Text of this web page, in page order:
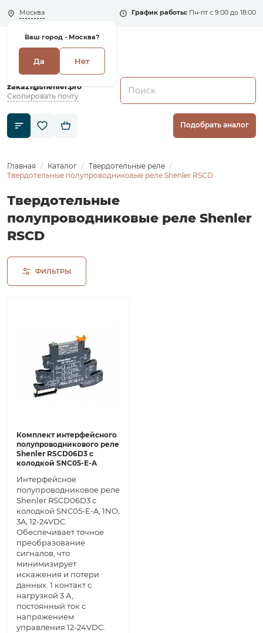
Москва
Ваш город - Москва?
Да Нет
График работы: Пн-пт с 9:00 до 18:00
+7 (495) 135-135-5
zakaz1@shenler.pro
Скопировать почту
Подобрать аналог
Главная Каталог
Твердотельные реле
Твердотельные полупроводниковые реле Shenler RSCD
Твердотельные
полупроводниковые реле Shenler
RSCD
ФИЛЬТРЫ
Комплект интерфейсного
полупроводникового реле
Shenler RSCD06D3 с
колодкой SNC05-E-A
Интерфейсное
полупроводниковое реле
Shenler RSCD06D3 с
колодкой SNC05-E-A, 1NO,
3A, 12-24VDC.
Обеспечивает точное
преобразование
сигналов, что
минимизирует
искажения и потери
данных. 1 контакт с
нагрузкой 3 А,
постоянный ток с
напряжением
управления 12-24VDC.